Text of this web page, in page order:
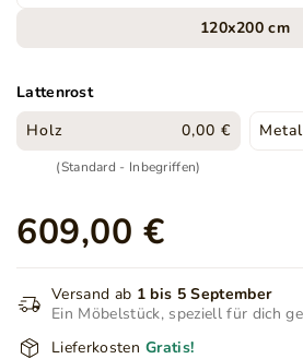
120x200 cm
Lattenrost
Holz
0,00 €
(Standard - Inbegriffen)
609,00 €
Versand ab 1 bis 5 September
Ein Möbelstück, speziell für dich
Lieferkosten Gratis!